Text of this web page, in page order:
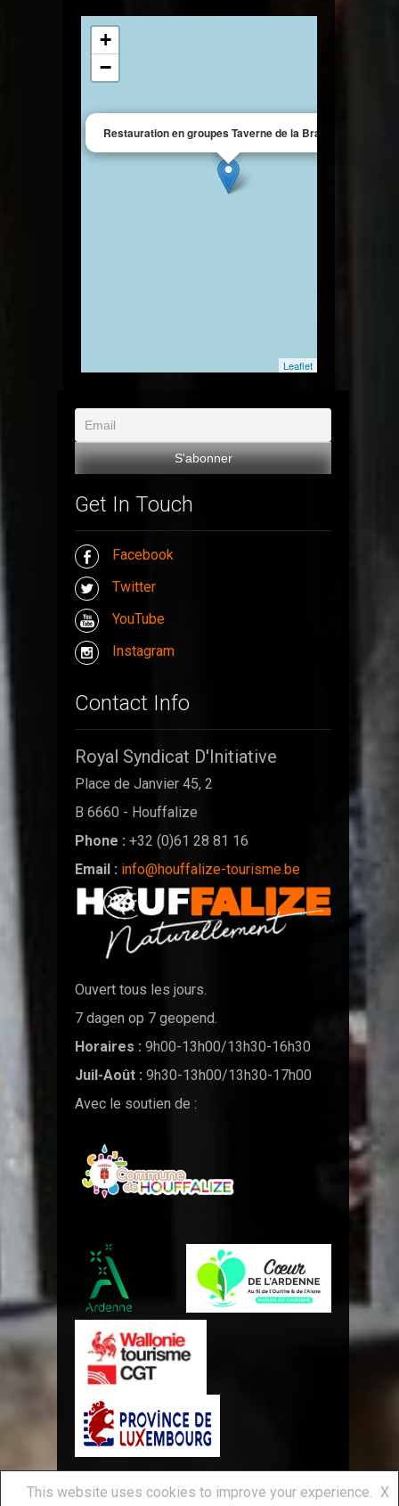
Restauration en groupes Taverne de la Brasserie
+
−
Leaflet
Get In Touch
Facebook
Twitter
YouTube
Instagram
Contact Info
Royal Syndicat D'Initiative
Place de Janvier 45, 2
B 6660 - Houffalize
Phone : +32 (0)61 28 81 16
Email : info@houffalize-tourisme.be
Ouvert tous les jours.
7 dagen op 7 geopend.
Horaires : 9h00-13h00/13h30-16h30
Juil-Août : 9h30-13h00/13h30-17h00
Avec le soutien de :
Royal Syndicat d'Initiative
This website uses cookies to improve your experience. X